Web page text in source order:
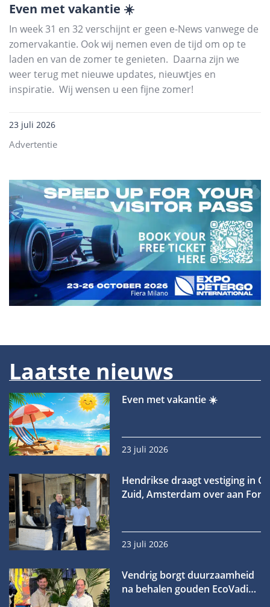
Even met vakantie ☀️
In week 31 en 32 verschijnt er geen e-News vanwege de
zomervakantie. Ook wij nemen even de tijd om op te
laden en van de zomer te genieten. Daarna zijn we
weer terug met nieuwe updates, nieuwtjes en
inspiratie. Wij wensen u een fijne zomer!
23 juli 2026
Advertentie
Laatste nieuws
Even met vakantie ☀️
23 juli 2026
Hendrikse draagt vestiging in
Zuid, Amsterdam over aan
23 juli 2026
Vendrig borgt duurzaamheid
na behalen gouden EcoVadis-